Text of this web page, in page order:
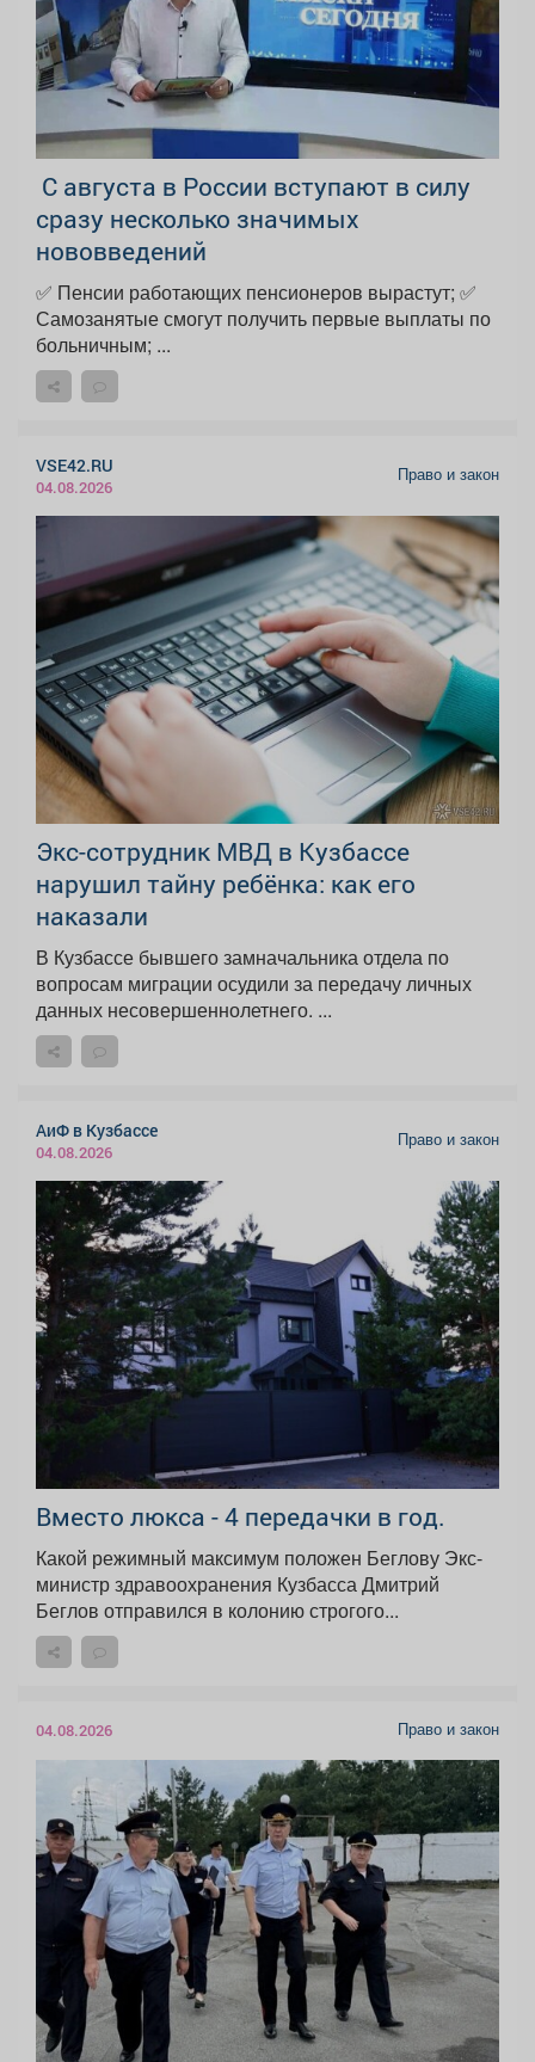
С августа в России вступают в силу
сразу несколько значимых
нововведений
✅ Пенсии работающих пенсионеров вырастут; ✅
Самозанятые смогут получить первые выплаты по
больничным; ...
VSE42.RU
04.08.2026
Право и закон
Экс-сотрудник МВД в Кузбассе
нарушил тайну ребёнка: как его
наказали
В Кузбассе бывшего замначальника отдела по
вопросам миграции осудили за передачу личных
данных несовершеннолетнего. ...
АиФ в Кузбассе
04.08.2026
Право и закон
Вместо люкса - 4 передачки в год.
Какой режимный максимум положен Беглову Экс-
министр здравоохранения Кузбасса Дмитрий
Беглов отправился в колонию строгого...
04.08.2026 Право и закон